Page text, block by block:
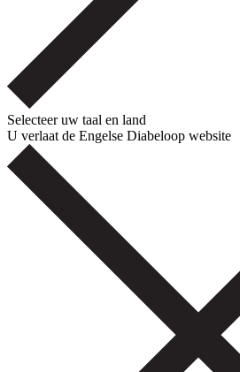
Selecteer uw taal en land
U verlaat de Engelse Diabeloop website